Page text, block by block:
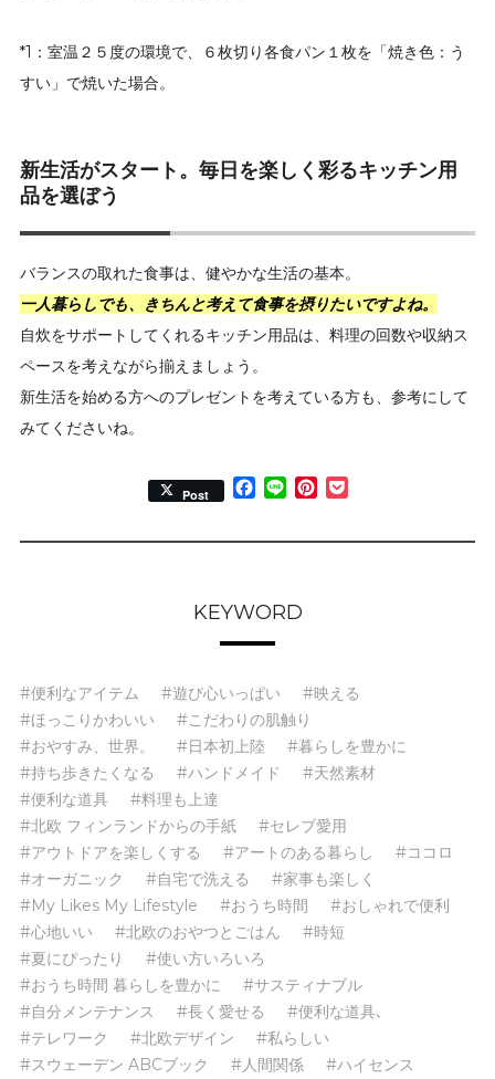
*1：室温２５度の環境で、６枚切り各食パン１枚を「焼き色：う
すい」で焼いた場合。
新生活がスタート。毎日を楽しく彩るキッチン用
品を選ぼう
バランスの取れた食事は、健やかな生活の基本。
一人暮らしでも、きちんと考えて食事を摂りたいですよね。
自炊をサポートしてくれるキッチン用品は、料理の回数や収納ス
ペースを考えながら揃えましょう。
新生活を始める方へのプレゼントを考えている方も、参考にして
みてくださいね。
Post Facebook
Line Pinterest
KEYWORD
#便利なアイテム #遊び心いっぱい
#映える
#ほっこりかわいい
#こだわりの肌触り
#おやすみ、世界。
#日本初上陸
#暮らしを豊かに
#持ち歩きたくなる
#ハンドメイド
#天然素材
#便利な道具
#料理も上達
#北欧 フィンランドからの手紙
#セレブ愛用
#アウトドアを楽しくする
#アートのある暮らし
#ココロ
#オーガニック
#自宅で洗える
#家事も楽しく
#My Likes My Lifestyle
#おうち時間
#おしゃれで便利
#心地いい
#北欧のおやつとごはん
#時短
#夏にぴったり
#使い方いろいろ
#おうち時間 暮らしを豊かに
#サスティナブル
#自分メンテナンス
#長く愛せる
#便利な道具､
#テレワーク
#北欧デザイン
#私らしい
#スウェーデン ABCブック
#人間関係
#ハイセンス